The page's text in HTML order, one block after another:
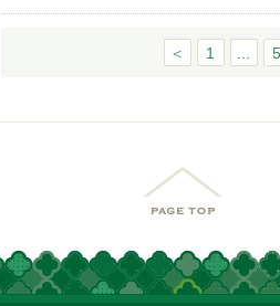
＜ 1 5